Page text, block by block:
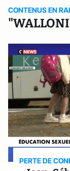
CONTENUS EN
PERTE DE